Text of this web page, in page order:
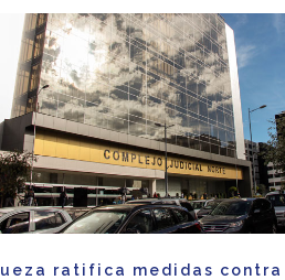
ratifica medidas contra